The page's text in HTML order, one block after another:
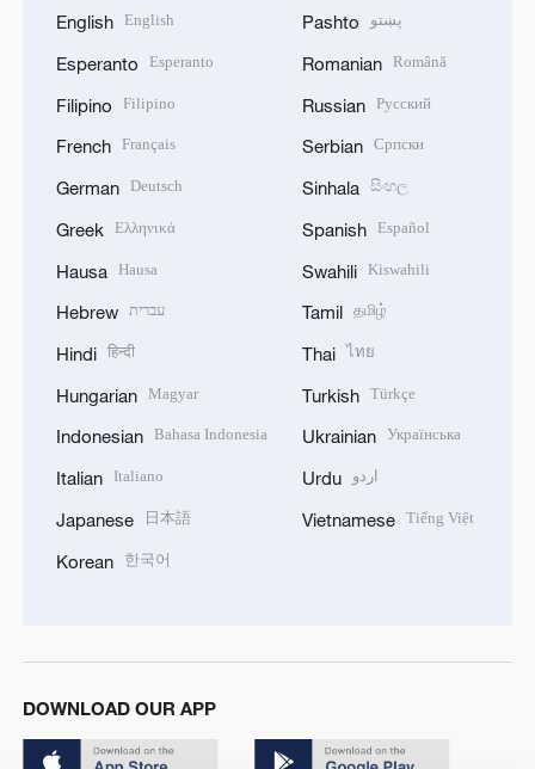
English English
Esperanto Esperanto
Filipino Filipino
French Français
German Deutsch
Greek Ελληνικά
Hausa Hausa
Hebrew עברית
Hindi हिन्दी
Hungarian Magyar
Indonesian Bahasa Indonesia
Italian Italiano
Japanese 日本語
Korean 한국어
Pashto پښتو
Romanian Română
Russian Русский
Serbian Српски
Sinhala සිංහල
Spanish Español
Swahili Kiswahili
Tamil தமிழ்
Thai ไทย
Turkish Türkçe
Ukrainian Українська
Urdu اردو
Vietnamese Tiếng Việt
DOWNLOAD OUR APP